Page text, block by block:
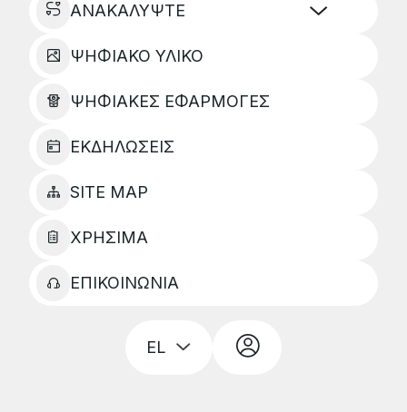
ΑΝΑΚΑΛΥΨΤΕ
ΨΗΦΙΑΚΟ ΥΛΙΚΟ
ΨΗΦΙΑΚΕΣ ΕΦΑΡΜΟΓΕΣ
ΕΚΔΗΛΩΣΕΙΣ
SITE MAP
ΧΡΗΣΙΜΑ
ΕΠΙΚΟΙΝΩΝΙΑ